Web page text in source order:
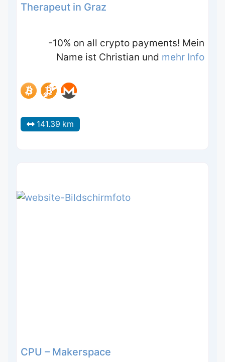
Therapeut in Graz
-10% on all crypto payments! Mein
Name ist Christian und mehr Info
141.39 km
CPU – Makerspace